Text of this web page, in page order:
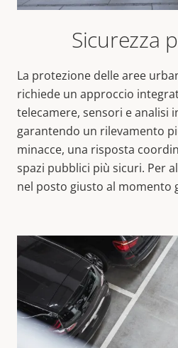
Sicurezza
La protezione delle aree
richiede un approccio
telecamere, sensori e analisi
garantendo un rilevamento
minacce, una risposta
spazi pubblici più sicuri. Per
nel posto giusto al momento